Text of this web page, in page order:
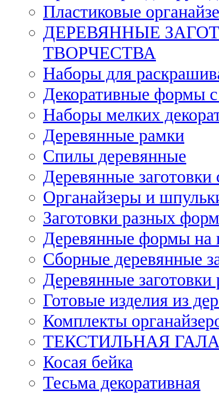
Пластиковые
ДЕРЕВЯННЫЕ
ТВОРЧЕСТВА
Наборы для
Декоративные формы с
Наборы мелких
Деревянные рамки
Спилы деревянные
Деревянные заготовки
Органайзеры и
Заготовки разных
Деревянные формы на
Сборные деревянные
Деревянные заготовки
Готовые изделия из
Комплекты
ТЕКСТИЛЬНАЯ
Косая бейка
Тесьма декоративная